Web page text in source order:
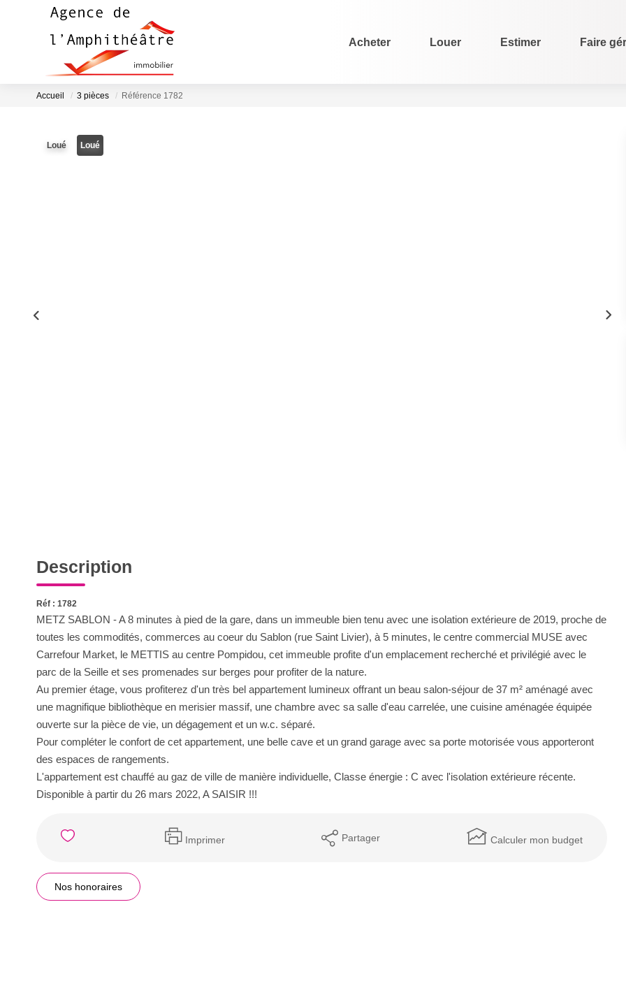
Acheter Louer Estimer Faire
Accueil 3 pièces Référence 1782
Loué Loué
Description
Réf : 1782
METZ SABLON - A 8 minutes à pied de la gare, dans un immeuble bien tenu avec une isolation extérieure de 2019, proche de
toutes les commodités, commerces au coeur du Sablon (rue Saint Livier), à 5 minutes, le centre commercial MUSE avec
Carrefour Market, le METTIS au centre Pompidou, cet immeuble profite d'un emplacement recherché et privilégié avec le
parc de la Seille et ses promenades sur berges pour profiter de la nature.
Au premier étage, vous profiterez d'un très bel appartement lumineux offrant un beau salon-séjour de 37 m² aménagé avec
une magnifique bibliothèque en merisier massif, une chambre avec sa salle d'eau carrelée, une cuisine aménagée équipée
ouverte sur la pièce de vie, un dégagement et un w.c. séparé.
Pour compléter le confort de cet appartement, une belle cave et un grand garage avec sa porte motorisée vous apporteront
des espaces de rangements.
L'appartement est chauffé au gaz de ville de manière individuelle, Classe énergie : C avec l'isolation extérieure récente.
Disponible à partir du 26 mars 2022, A SAISIR !!!
Imprimer Partager Calculer mon budget
Nos honoraires